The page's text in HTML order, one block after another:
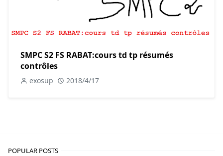
SMPC S2 FS RABAT:cours td tp résumés
contrôles
exosup 2018/4/17
POPULAR POSTS